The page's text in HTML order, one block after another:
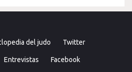
del judo Twitter
Entrevistas Facebook